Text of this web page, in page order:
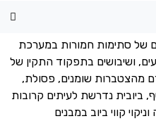
של סתימות חמורות במערכת
ושיבושים בתפקוד התקין של
מהצטברות שומנים, פסולת,
ביובית נדרשת לעיתים קרובות
קווי ביוב במבנים